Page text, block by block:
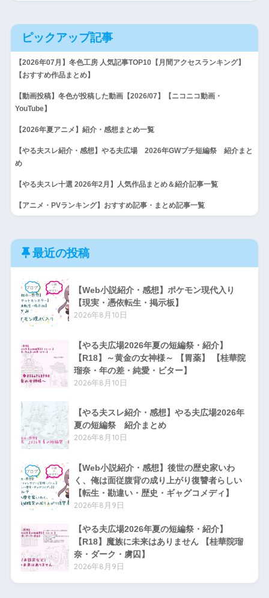
ピックアップ記事
【2026年07月】冬色工房 人気記事TOP10【月間アクセスランキング】
【おすすめ作品まとめ】
【動画投稿】冬色が投稿した動画【2026/07】【ニコニコ動画・
YouTube】
【2026年夏アニメ】紹介・感想まとめ一覧
【やる夫スレ紹介・感想】やる夫広場 2026年GWプチ短編祭 紹介まと
め
【やる夫スレ十選 2026年2月】人気作品まとめ＆紹介記事一覧
【アニメ・PVランキング】おすすめ記事・まとめ記事一覧
最近の投稿
【Web小説紹介・感想】ポケモン現代入り
【現実・憑依転生・掲示板】
2026年8月10日
【やる夫広場2026年夏の短編祭・紹介】
【R18】～黄金の女神様～ 【胃薬】 【桂華院
瑠奈・年の差・純愛・ビター】
2026年8月10日
【やる夫スレ紹介・感想】やる夫広場2026年
夏の短編祭 紹介まとめ
2026年8月10日
【Web小説紹介・感想】後世の歴史家いわ
く、俺は面従腹背の成り上がり復讐者らしい
【転生・勘違い・歴史・ギャグコメディ】
2026年8月9日
【やる夫広場2026年夏の短編祭・紹介】
【R18】魔族に未来はありません 【桂華院瑠
奈・ダーク・虜囚】
2026年8月9日